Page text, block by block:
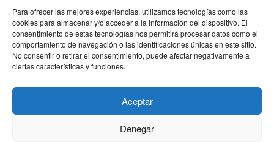
Para ofrecer las mejores experiencias, utilizamos tecnologías como las
cookies para almacenar y/o acceder a la información del dispositivo. El
consentimiento de estas tecnologías nos permitirá procesar datos como el
comportamiento de navegación o las identificaciones únicas en este sitio.
No consentir o retirar el consentimiento, puede afectar negativamente a
ciertas características y funciones.
Aceptar
Denegar
proyecto PS4 python Raspberryraspberrypi
raspbian review Servidor Web Sostenibilidad
tecnológicaTecnología torrent
transmissiontutorial ubuntu server Windows